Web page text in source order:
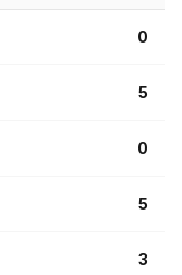
0
5
0
5
3